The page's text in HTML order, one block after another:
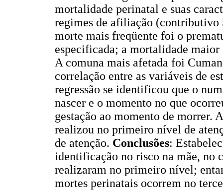
mortalidade perinatal e suas
regimes de afiliação (contributivo
morte mais freqüente foi o
especificada; a mortalidade maior
A comuna mais afetada foi
correlação entre as variáveis de
regressão se identificou que o
nascer e o momento no que
gestação ao momento de morrer.
realizou no primeiro nível de
de atenção. Conclusões:
identificação no risco na mãe, no
realizaram no primeiro nível;
mortes perinatais ocorrem no